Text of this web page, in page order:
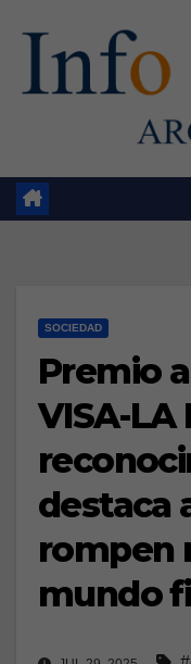
SOCIEDAD
Premio
VISA-LA
destaca
rompen
mundo